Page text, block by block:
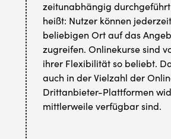
zeitunabhängig
heißt: Nutzer können
beliebigen Ort auf das
zugreifen. Onlinekurse sind
ihrer Flexibilität so beliebt.
auch in der Vielzahl der
Drittanbieter-Plattformen
mittlerweile verfügbar sind.